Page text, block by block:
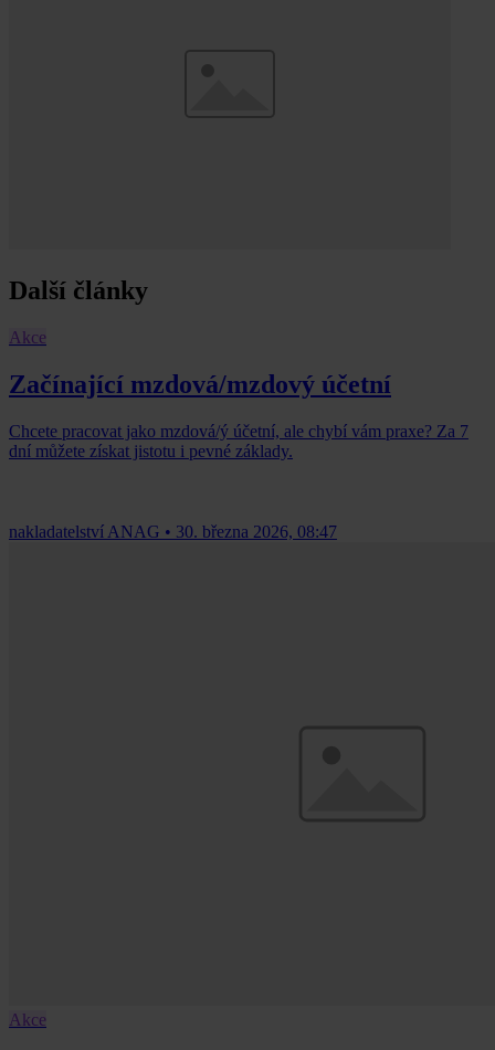
Další články
Akce
Začínající mzdová/mzdový účetní
Chcete pracovat jako mzdová/ý účetní, ale chybí vám praxe? Za 7
dní můžete získat jistotu i pevné základy.
nakladatelství ANAG • 30. března 2026, 08:47
Akce